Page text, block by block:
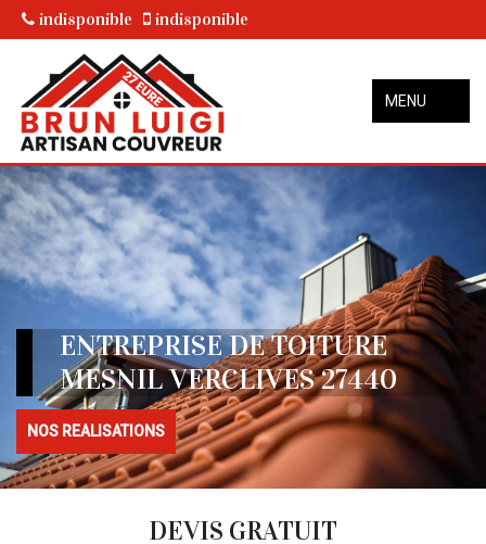
indisponible indisponible
MENU
ENTREPRISE DE TOITURE
MESNIL VERCLIVES 27440
NOS REALISATIONS
DEVIS GRATUIT